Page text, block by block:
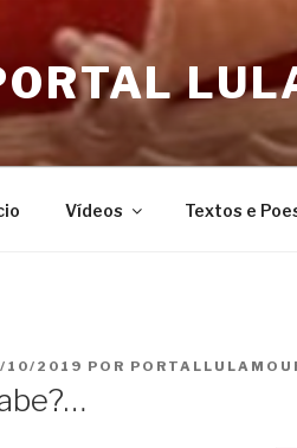
Vídeos Textos e
10/2019 POR